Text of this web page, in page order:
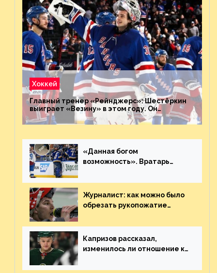
Хоккей
Главный тренер «Рейнджерс»: Шестёркин
выиграет «Везину» в этом году. Он
невероятен
«Данная богом
возможность». Вратарь
броске бутылкой в Кадри
Журналист: как можно было
обрезать рукопожатие
Плохая работа, ESPN
Капризов рассказал,
изменилось ли отношение к
Украине